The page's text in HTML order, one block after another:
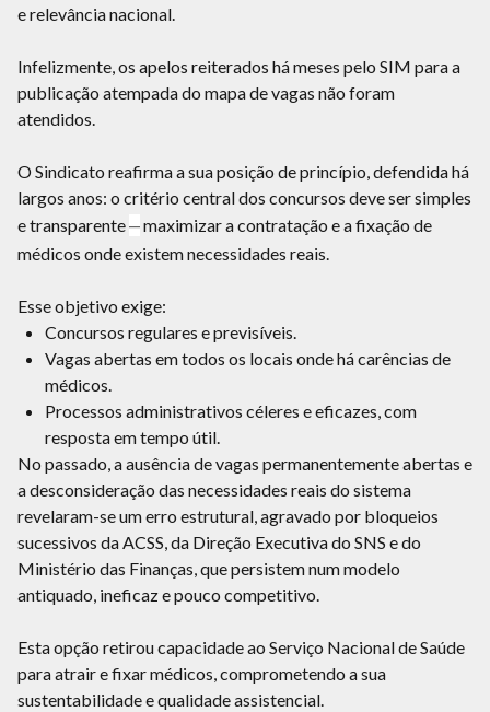
e relevância nacional.
Infelizmente, os apelos reiterados há meses pelo SIM para a
publicação atempada do mapa de vagas não foram
atendidos.
O Sindicato reafirma a sua posição de princípio, defendida há
largos anos: o critério central dos concursos deve ser simples
e transparente–maximizar a contratação e a fixação de
médicos onde existem necessidades reais.
Esse objetivo exige:
Concursos regulares e previsíveis.
Vagas abertas em todos os locais onde há carências de
médicos.
Processos administrativos céleres e eficazes, com
resposta em tempo útil.
No passado, a ausência de vagas permanentemente abertas e
a desconsideração das necessidades reais do sistema
revelaram-se um erro estrutural, agravado por bloqueios
sucessivos da ACSS, da Direção Executiva do SNS e do
Ministério das Finanças, que persistem num modelo
antiquado, ineficaz e pouco competitivo.
Esta opção retirou capacidade ao Serviço Nacional de Saúde
para atrair e fixar médicos, comprometendo a sua
sustentabilidade e qualidade assistencial.